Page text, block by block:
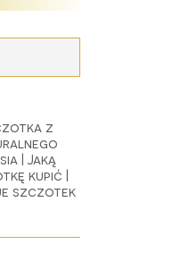
z
| Jaką
kupić |
szczotek